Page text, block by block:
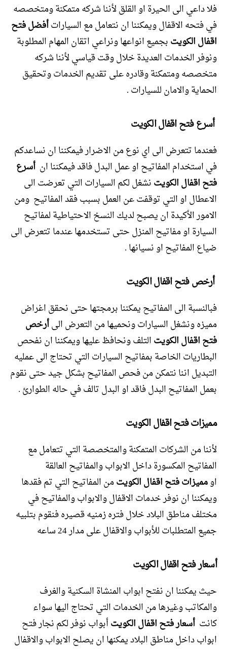
فلا داعي الى الحيرة او القلق لأننا شركه متمكنة ومتخصصه
في فتحه الاقفال ويمكننا ان نتعامل مع السياراتأفضل فتح
اقفال الكويتبجميع انواعها ونراعي اتقان المهام المطلوبة
ونوفر الخدمات العديدة خلال وقت قياسي لأننا شركه
متخصصه ومتمكنة وقادره على تقديم الخدمات وتحقيق
الحماية والامان للسيارات .
أسرع فتح اقفال الكويت
فعندما تتعرض الى اي نوع من الاضرار فيمكننا ان نساعدكم
في استخدام المفاتيح او عمل البدل فاقد فيمكننا ان أسرع
فتح اقفال الكويتنشغل لكم السيارات التي تعرضت الى
الاعطال او التي توقفت عن العمل بسبب فقد المفاتيح ومن
الامور الأكيدة ان يصبح لديك النسخ الاحتياطية لمفاتيح
السيارة او مفاتيح المنزل حتى تستخدمها عندما تتعرض الى
ضياع المفاتيح او نسيانها .
أرخص فتح اقفال الكويت
فبالنسبة الى المفاتيح يمكننا برمجتها حتى نحقق اغراض
مميزه ونشغل السيارات ونحميها من التعرض الىأرخص
فتح اقفال الكويتالتلف ونحافظ عليها ويمكننا ان نفحص
البطاريات الخاصة بمفاتيح السيارات التي تحتاج الى عمليه
التبديل اننا نتمكن من فحص المفاتيح بشكل جيد حتى نقوم
بعمل المفاتيح البدل فاقد او البدل تالف في حاله الطوارئ .
مميزات فتح اقفال الكويت
لأننا من الشركات المتمكنة والمتخصصة التي تتعامل مع
المفاتيح المكسورة داخل الابواب والمفاتيح العالقة
اومميزات فتح اقفال الكويتمن المفاتيح التي تم فقدها
ويمكننا ان نوفر خدمات الاقفال والابواب والمفاتيح في
مختلف مناطق البلاد خلال فتره زمنيه قصيره فنقوم بتلبيه
جميع المتطلبات للأبواب والاقفال على مدار 24 ساعه
أسعار فتح اقفال الكويت
حيث يمكننا ان نفتح ابواب المنشاة السكنية والغرف
والمكاتب وغيرها من الخدمات التي تحتاج اليها سواء
كانت أسعار فتح اقفال الكويتأبواب نوفر لكم نجار فتح
ابواب داخل مناطق البلاد يمكنها ان يصلح الابواب والاقفال